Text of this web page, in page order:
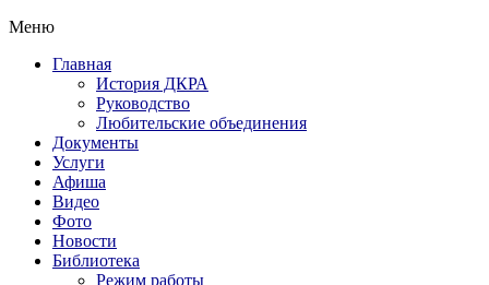
Меню
Главная
История ДКРА
Руководство
Любительские объединения
Документы
Услуги
Афиша
Видео
Фото
Новости
Библиотека
Режим работы